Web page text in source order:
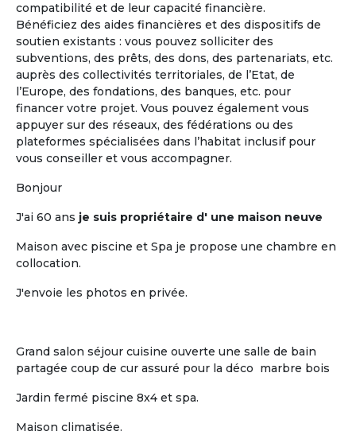
compatibilité et de leur capacité financière.
Bénéficiez des aides financières et des dispositifs de
soutien existants : vous pouvez solliciter des
subventions, des prêts, des dons, des partenariats, etc.
auprès des collectivités territoriales, de l’Etat, de
l’Europe, des fondations, des banques, etc. pour
financer votre projet. Vous pouvez également vous
appuyer sur des réseaux, des fédérations ou des
plateformes spécialisées dans l’habitat inclusif pour
vous conseiller et vous accompagner.
Bonjour
J'ai 60 ans je suis propriétaire d' une maison neuve
Maison avec piscine et Spa je propose une chambre en
collocation.
J'envoie les photos en privée.
Grand salon séjour cuisine ouverte une salle de bain
partagée coup de cur assuré pour la déco marbre bois
Jardin fermé piscine 8x4 et spa.
Maison climatisée.
Précédent Suivant
Madeleine - 71 ans
Projet co-achat
pour retraités
L'humain
sein d'un habitat groupé à taille